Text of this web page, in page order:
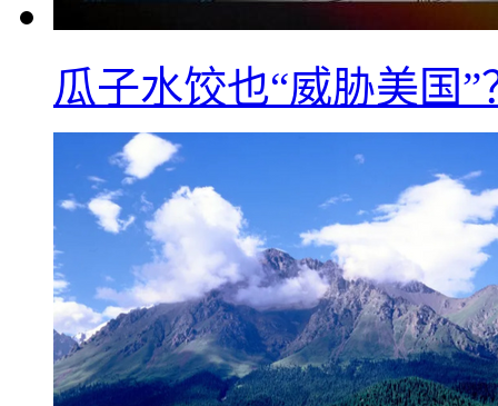
瓜子水饺也“威胁美国”